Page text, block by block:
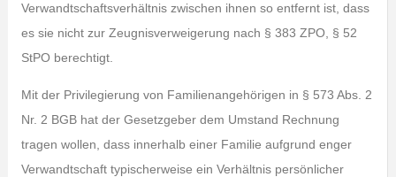
Verwandtschaftsverhältnis zwischen ihnen so entfernt ist, dass
es sie nicht zur Zeugnisverweigerung nach § 383 ZPO, § 52
StPO berechtigt.
Mit der Privilegierung von Familienangehörigen in § 573 Abs. 2
Nr. 2 BGB hat der Gesetzgeber dem Umstand Rechnung
tragen wollen, dass innerhalb einer Familie aufgrund enger
Verwandtschaft typischerweise ein Verhältnis persönlicher